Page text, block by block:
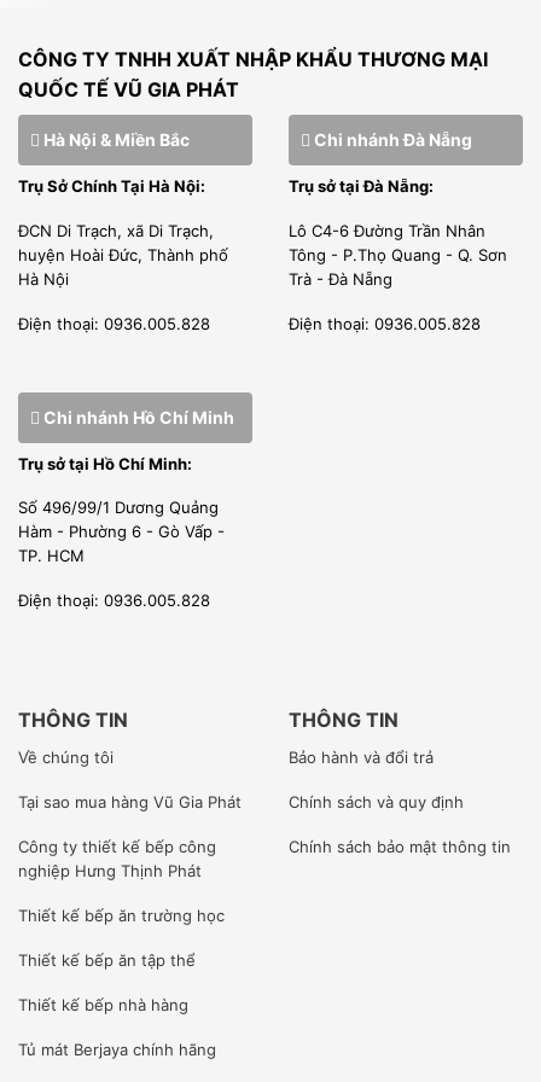
dụng để làm kệ đặt thêm lò vi sóng để tiết kiệm tối đa diện
tích.
Chất lượng đạt tiêu chuẩn
Tủ nửa đông nửa mát 3D/D2F1C-SMcánh của Vũ Gia
phát được sản xuất bằng inox nhập khẩu chất lượng
cao, được cấp chứng chỉ IEC 60335-2-89:2002 về độ an
ĐỊA CHỈ CHỌN MUA TỦ ĐÔNG MÁT UY TÍN CHẤT
LƯỢNG
đầy đủ giấy tờ từ Hãng sản xuất. Do đó tất cả sản phẩm
height=”360″ src=”https://www.youtube-
nocookie.com/embed/xBFDmyiQEsc”
style=”position: absolute;top: 0;left: 0;width:
100%;height: 100%;” width=”640″]
Bởi vì chúng tôi là nhà nhập khẩu trực tiếp, sản phẩm có
xuất xứ CO, CQ rõ ràng, Chúng tôi ưu tiên phân phối sản
phẩm trực tiếp tới tay người tiêu dùng cuối cùng để giảm
CÔNG TY TNHH XUẤT NHẬP KHẨU THƯƠNG MẠI
QUỐC TẾ VŨ GIA PHÁT
Hà Nội & Miền Bắc
Trụ Sở Chính Tại Hà Nội:
ĐCN Di Trạch, xã Di Trạch,
huyện Hoài Đức, Thành phố
Hà Nội
Điện thoại: 0936.005.828
Chi nhánh Đà Nẵng
Trụ sở tại Đà Nẵng:
Lô C4-6 Đường Trần Nhân
Tông - P.Thọ Quang - Q. Sơn
Trà - Đà Nẵng
Điện thoại: 0936.005.828
Chi nhánh Hồ Chí Minh
Trụ sở tại Hồ Chí Minh:
Số 496/99/1 Dương Quảng
Hàm - Phường 6 - Gò Vấp -
TP. HCM
Điện thoại: 0936.005.828
THÔNG TIN
Về chúng tôi
Tại sao mua hàng Vũ Gia Phát
Công ty thiết kế bếp công
nghiệp Hưng Thịnh Phát
Thiết kế bếp ăn trường học
Thiết kế bếp ăn tập thể
Thiết kế bếp nhà hàng
Tủ mát Berjaya chính hãng
THÔNG TIN
Bảo hành và đổi trả
Chính sách và quy định
Chính sách bảo mật thông tin